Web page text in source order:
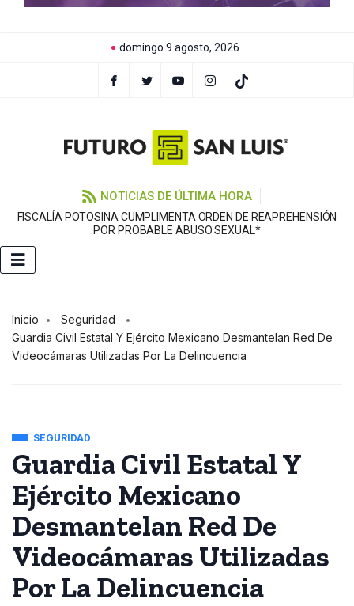
domingo 9 agosto, 2026
NOTICIAS DE ÚLTIMA HORA
FISCALÍA POTOSINA CUMPLIMENTA ORDEN DE REAPREHENSIÓN
POR PROBABLE ABUSO SEXUAL*
Inicio
Seguridad
Guardia Civil Estatal Y Ejército Mexicano Desmantelan Red De
Videocámaras Utilizadas Por La Delincuencia
SEGURIDAD
Guardia Civil Estatal Y
Ejército Mexicano
Desmantelan Red De
Videocámaras Utilizadas
Por La Delincuencia